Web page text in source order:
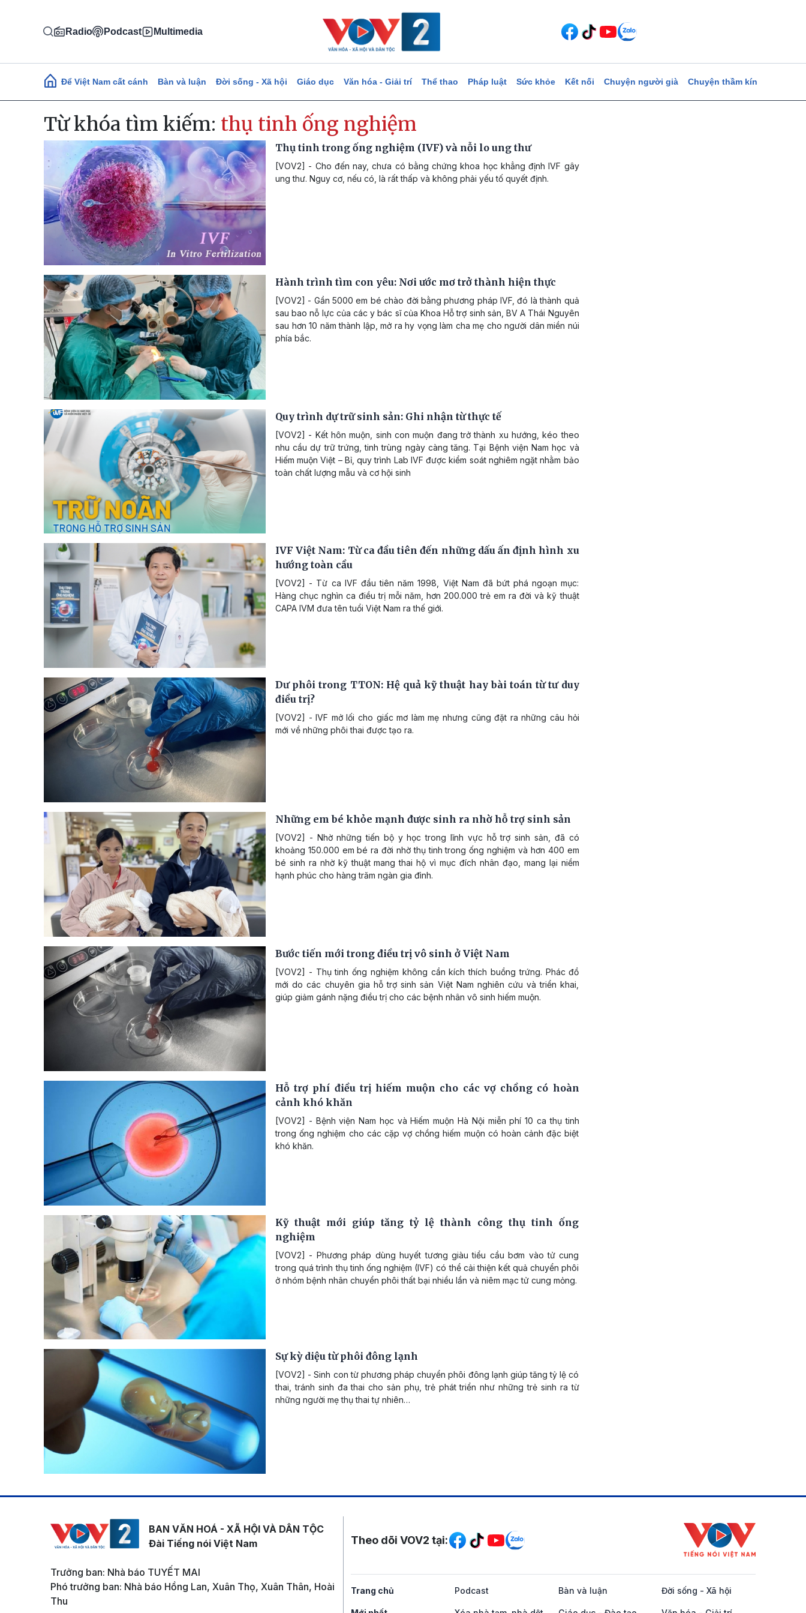
Radio Podcast Multimedia
Main navigation
Để Việt Nam cất cánh Bàn và luận Đời sống - Xã hội Giáo dục Văn hóa - Giải trí Thể thao Pháp luật Sức khỏe Kết nối Chuyện người già Chuyện thầm kín
Từ khóa tìm kiếm: thụ tinh ống nghiệm
Thụ tinh trong ống nghiệm (IVF) và nỗi lo ung thư
[VOV2] - Cho đến nay, chưa có bằng chứng khoa học khẳng định IVF gây
ung thư. Nguy cơ, nếu có, là rất thấp và không phải yếu tố quyết định.
Hành trình tìm con yêu: Nơi ước mơ trở thành hiện thực
[VOV2] - Gần 5000 em bé chào đời bằng phương pháp IVF, đó là thành quả
sau bao nỗ lực của các y bác sĩ của Khoa Hỗ trợ sinh sản, BV A Thái Nguyên
sau hơn 10 năm thành lập, mở ra hy vọng làm cha mẹ cho người dân miền núi
phía bắc.
Quy trình dự trữ sinh sản: Ghi nhận từ thực tế
[VOV2] - Kết hôn muộn, sinh con muộn đang trở thành xu hướng, kéo theo
nhu cầu dự trữ trứng, tinh trùng ngày càng tăng. Tại Bệnh viện Nam học và
Hiếm muộn Việt – Bỉ, quy trình Lab IVF được kiểm soát nghiêm ngặt nhằm bảo
toàn chất lượng mẫu và cơ hội sinh
IVF Việt Nam: Từ ca đầu tiên đến những dấu ấn định hình xu
hướng toàn cầu
[VOV2] - Từ ca IVF đầu tiên năm 1998, Việt Nam đã bứt phá ngoạn mục:
Hàng chục nghìn ca điều trị mỗi năm, hơn 200.000 trẻ em ra đời và kỹ thuật
CAPA IVM đưa tên tuổi Việt Nam ra thế giới.
Dư phôi trong TTON: Hệ quả kỹ thuật hay bài toán từ tư duy
điều trị?
[VOV2] - IVF mở lối cho giấc mơ làm mẹ nhưng cũng đặt ra những câu hỏi
mới về những phôi thai được tạo ra.
Những em bé khỏe mạnh được sinh ra nhờ hỗ trợ sinh sản
[VOV2] - Nhờ những tiến bộ y học trong lĩnh vực hỗ trợ sinh sản, đã có
khoảng 150.000 em bé ra đời nhờ thụ tinh trong ống nghiệm và hơn 400 em
bé sinh ra nhờ kỹ thuật mang thai hộ vì mục đích nhân đạo, mang lại niềm
hạnh phúc cho hàng trăm ngàn gia đình.
Bước tiến mới trong điều trị vô sinh ở Việt Nam
[VOV2] - Thụ tinh ống nghiệm không cần kích thích buồng trứng. Phác đồ
mới do các chuyên gia hỗ trợ sinh sản Việt Nam nghiên cứu và triển khai,
giúp giảm gánh nặng điều trị cho các bệnh nhân vô sinh hiếm muộn.
Hỗ trợ phí điều trị hiếm muộn cho các vợ chồng có hoàn
cảnh khó khăn
[VOV2] - Bệnh viện Nam học và Hiếm muộn Hà Nội miễn phí 10 ca thụ tinh
trong ống nghiệm cho các cặp vợ chồng hiếm muộn có hoàn cảnh đặc biệt
khó khăn.
Kỹ thuật mới giúp tăng tỷ lệ thành công thụ tinh ống
nghiệm
[VOV2] - Phương pháp dùng huyết tương giàu tiểu cầu bơm vào tử cung
trong quá trình thụ tinh ống nghiệm (IVF) có thể cải thiện kết quả chuyển phôi
ở nhóm bệnh nhân chuyển phôi thất bại nhiều lần và niêm mạc tử cung mỏng.
Sự kỳ diệu từ phôi đông lạnh
[VOV2] - Sinh con từ phương pháp chuyển phôi đông lạnh giúp tăng tỷ lệ có
thai, tránh sinh đa thai cho sản phụ, trẻ phát triển như những trẻ sinh ra từ
những người mẹ thụ thai tự nhiên…
BAN VĂN HOÁ - XÃ HỘI VÀ DÂN TỘC
Đài Tiếng nói Việt Nam
Trưởng ban: Nhà báo TUYẾT MAI
Phó trưởng ban: Nhà báo Hồng Lan, Xuân Thọ, Xuân Thân, Hoài
Thu
Mạng xã hội
Theo dõi VOV2 tại:
Trang chủ Podcast Bàn và luận Đời sống - Xã hội